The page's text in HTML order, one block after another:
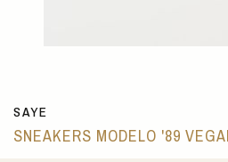
SAYE
SNEAKERS MODELO '89